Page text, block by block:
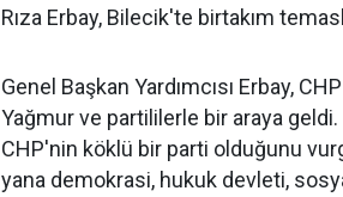
Rıza Erbay, Bilecik'te birtakım
Genel Başkan Yardımcısı Erbay,
Yağmur ve partililerle bir araya geldi.
CHP'nin köklü bir parti olduğunu
yana demokrasi, hukuk devleti,